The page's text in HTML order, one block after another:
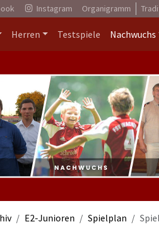
Instagram Organigramm
Herren Testspiele Nachwuchs
E2-Junioren Spielplan